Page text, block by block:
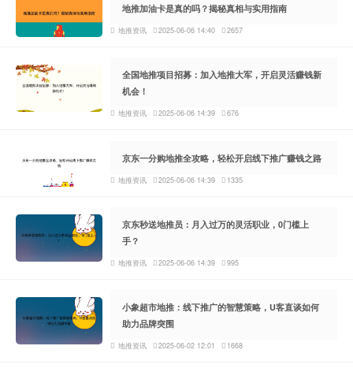
地推加油卡是真的吗？揭秘真相与实用指南
地推资讯 2025-06-06 14:40 2657
全国地推项目招募：加入地推大军，开启灵活赚钱新
机会！
地推资讯 2025-06-06 14:39 676
京东一分购地推全攻略，轻松开启线下推广赚钱之路
地推资讯 2025-06-06 14:39 1335
京东秒送地推员：月入过万的灵活职业，0门槛上
手？
地推资讯 2025-06-06 14:39 995
小象超市地推：线下推广的智慧策略，U客直谈如何
助力品牌突围
地推资讯 2025-06-02 12:01 1668